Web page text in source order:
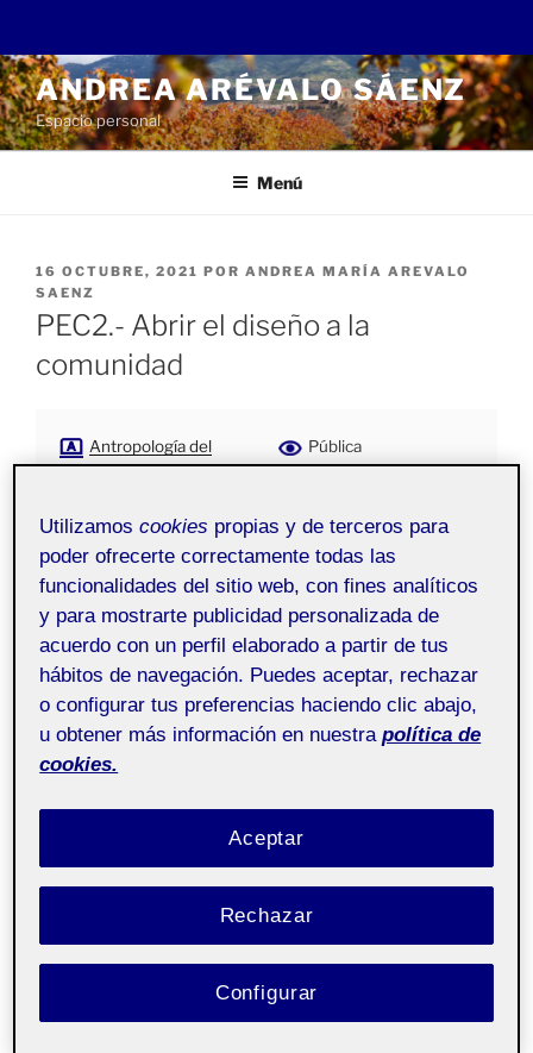
Saltar
al
contenido
ANDREA ARÉVALO SÁENZ
Espacio personal
Menú
PUBLICADO
EL
16 OCTUBRE, 2021 POR ANDREA MARÍA AREVALO
SAENZ
PEC2.- Abrir el diseño a la
comunidad
Antropología del
diseño aula 2
Pública
Utilizamoscookies propias y de terceros para
poder ofrecerte correctamente todas las
funcionalidades del sitio web, con fines analíticos
y para mostrarte publicidad personalizada de
acuerdo con un perfil elaborado a partir de tus
hábitos de navegación. Puedes aceptar, rechazar
o configurar tus preferencias haciendo clic abajo,
u obtener más información en nuestra política de
cookies.
Rechazar
Aceptar
Configurar